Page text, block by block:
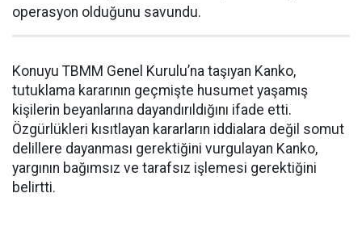
operasyon olduğunu savundu.
Konuyu TBMM Genel Kurulu’na taşıyan Kanko,
tutuklama kararının geçmişte husumet yaşamış
kişilerin beyanlarına dayandırıldığını ifade etti.
Özgürlükleri kısıtlayan kararların iddialara değil somut
delillere dayanması gerektiğini vurgulayan Kanko,
yargının bağımsız ve tarafsız işlemesi gerektiğini
belirtti.